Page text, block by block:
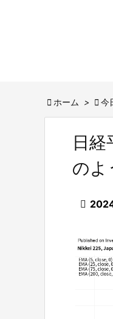
 ホーム >  今
日
のよ
